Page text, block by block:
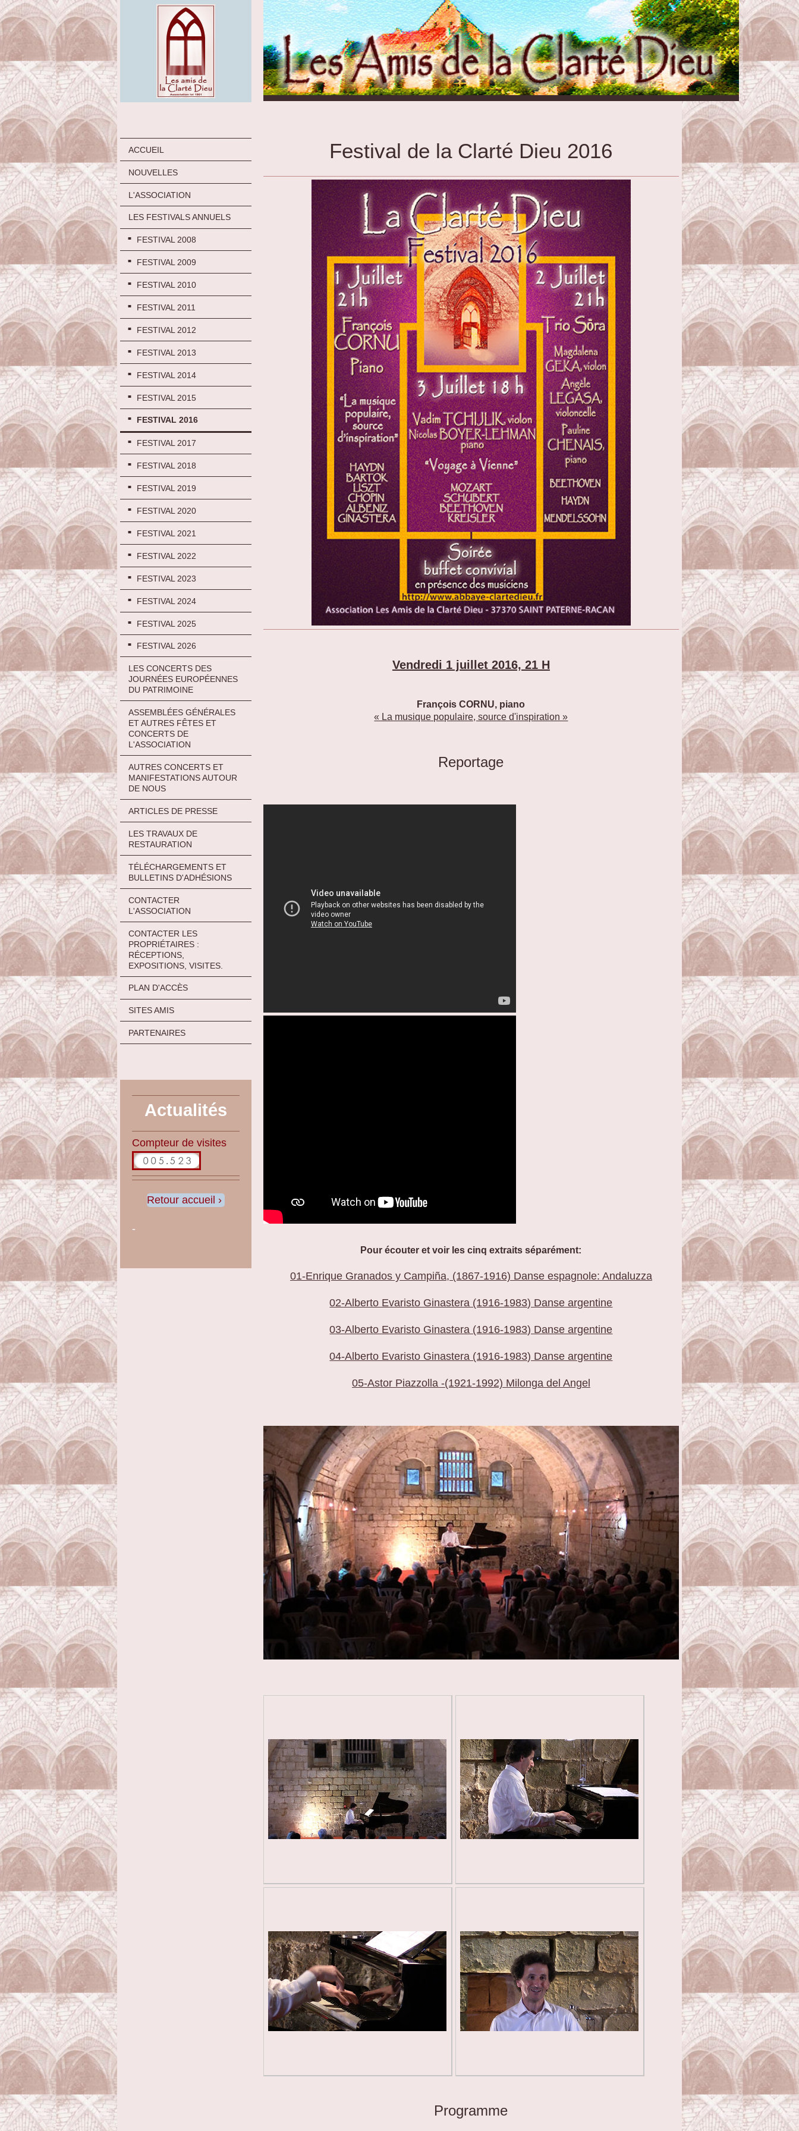
ACCUEIL
NOUVELLES
L'ASSOCIATION
LES FESTIVALS ANNUELS
FESTIVAL 2008
FESTIVAL 2009
FESTIVAL 2010
FESTIVAL 2011
FESTIVAL 2012
FESTIVAL 2013
FESTIVAL 2014
FESTIVAL 2015
FESTIVAL 2016
FESTIVAL 2017
FESTIVAL 2018
FESTIVAL 2019
FESTIVAL 2020
FESTIVAL 2021
FESTIVAL 2022
FESTIVAL 2023
FESTIVAL 2024
FESTIVAL 2025
FESTIVAL 2026
LES CONCERTS DES
JOURNÉES EUROPÉENNES
DU PATRIMOINE
ASSEMBLÉES GÉNÉRALES
ET AUTRES FÊTES ET
CONCERTS DE
L'ASSOCIATION
AUTRES CONCERTS ET
MANIFESTATIONS AUTOUR
DE NOUS
ARTICLES DE PRESSE
LES TRAVAUX DE
RESTAURATION
TÉLÉCHARGEMENTS ET
BULLETINS D'ADHÉSIONS
CONTACTER
L'ASSOCIATION
CONTACTER LES
PROPRIÉTAIRES :
RÉCEPTIONS,
EXPOSITIONS, VISITES.
PLAN D'ACCÈS
SITES AMIS
PARTENAIRES
Actualités
Compteur de visites
Retour accueil
-
Festival de la Clarté Dieu 2016
Vendredi 1 juillet 2016, 21 H
François CORNU, piano
« La musique populaire, source d'inspiration »
Reportage
Pour écouter et voir les cinq extraits séparément:
01-Enrique Granados y Campiña, (1867-1916) Danse espagnole: Andaluzza
02-Alberto Evaristo Ginastera (1916-1983) Danse argentine
03-Alberto Evaristo Ginastera (1916-1983) Danse argentine
04-Alberto Evaristo Ginastera (1916-1983) Danse argentine
05-Astor Piazzolla -(1921-1992) Milonga del Angel
Programme